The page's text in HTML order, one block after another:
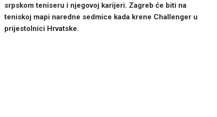
srpskom teniseru i njegovoj karijeri. Zagreb će biti na
teniskoj mapi naredne sedmice kada krene Challenger u
prijestolnici Hrvatske.